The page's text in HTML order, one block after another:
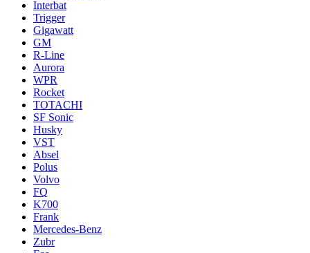
Interbat
Trigger
Gigawatt
GM
R-Line
Aurora
WPR
Rocket
TOTACHI
SF Sonic
Husky
VST
Absel
Polus
Volvo
FQ
K700
Frank
Mercedes-Benz
Zubr